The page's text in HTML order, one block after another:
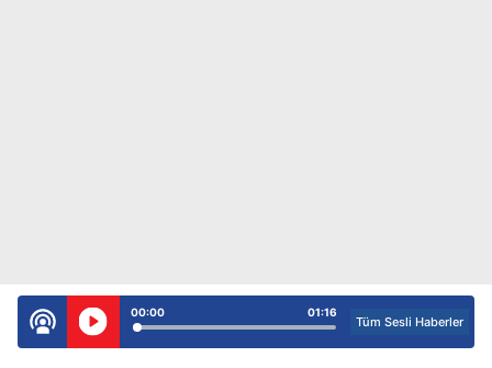
01:16
00:00
Tüm Sesli Haberler